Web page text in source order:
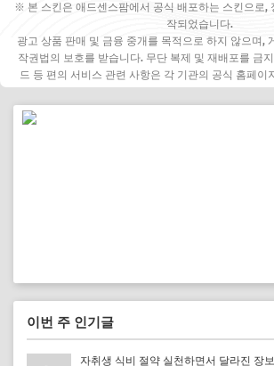
※ 본 스킨은 애드센스팜에서 공식 배포하는 스킨으로,
작되었습니다.
광고 상품 판매 및 금융 중개를 목적으로 하지 않으며,
작권법의 보호를 받습니다. 무단 복제 및 재배포를 금지
드 등 편의 서비스 관련 사항은 각 기관의 공식 홈페이
이번 주 인기글
자취생 식비 절약 실천하면서 달라진 장